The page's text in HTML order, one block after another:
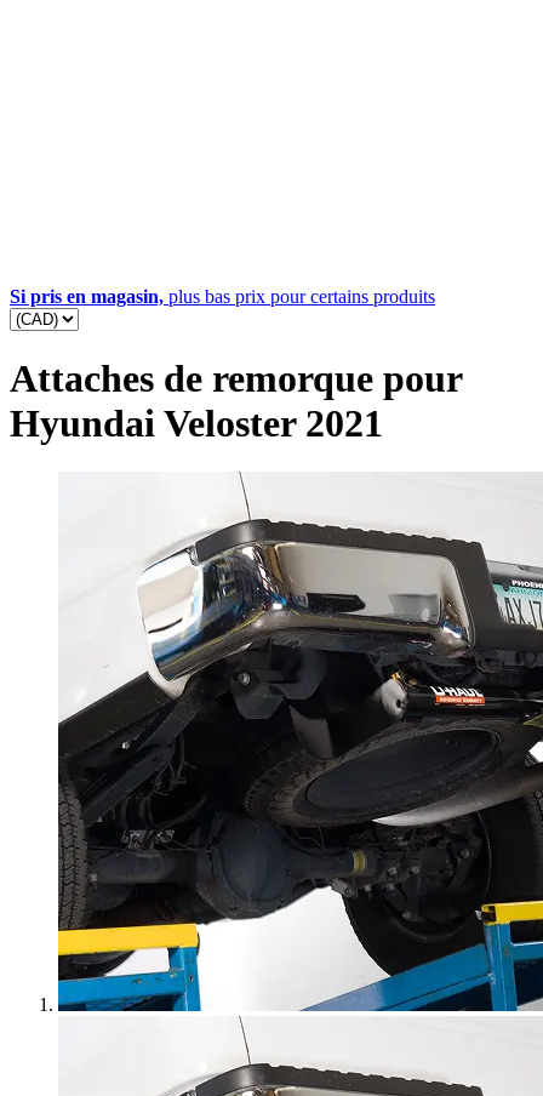
Si pris en magasin, plus bas prix pour certains produits
Attaches de remorque pour
Hyundai Veloster 2021